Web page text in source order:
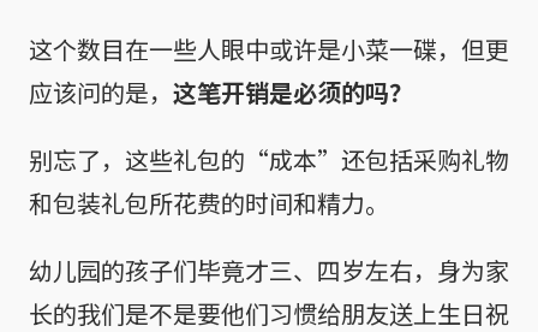
这个数目在一些人眼中或许是小菜一碟，但更
应该问的是， 这笔开销是必须的吗？
别忘了，这些礼包的“成本”还包括采购礼物
和包装礼包所花费的时间和精力。
幼儿园的孩子们毕竟才三、四岁左右，身为家
长的我们是不是要他们习惯给朋友送上生日祝